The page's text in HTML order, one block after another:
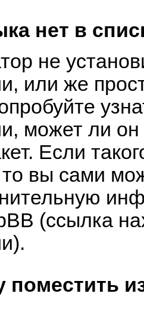
нет в
не
или же
может ли
Если
то вы сами
(ссылка
поместить